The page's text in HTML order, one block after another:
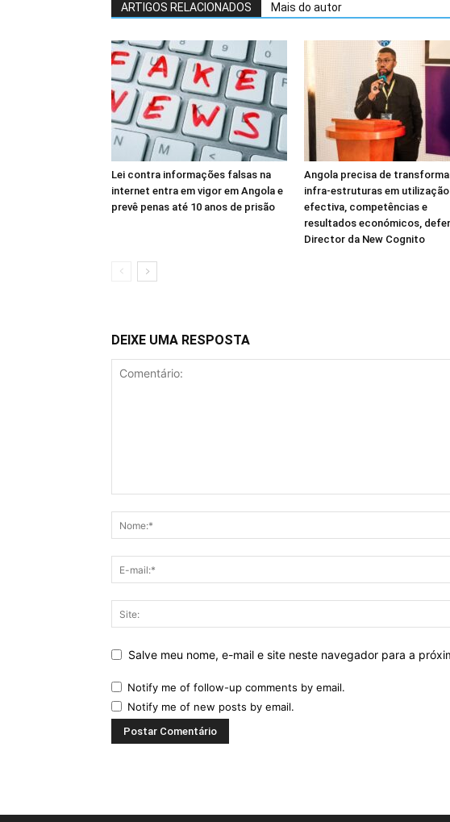
ARTIGOS RELACIONADOS Mais do autor
Lei contra informações falsas na
internet entra em vigor em Angola e
prevê penas até 10 anos de prisão
Angola precisa de
infra-estruturas em utilização
efectiva, competências e
resultados económicos,
Director da New Cognito
DEIXE UMA RESPOSTA
Salve meu nome, e-mail e site neste navegador para a
Notify me of follow-up comments by email.
Notify me of new posts by email.